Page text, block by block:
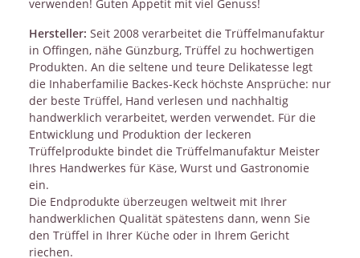
verwenden! Guten Appetit mit viel Genuss!
Hersteller: Seit 2008 verarbeitet die Trüffelmanufaktur
in Offingen, nähe Günzburg, Trüffel zu hochwertigen
Produkten. An die seltene und teure Delikatesse legt
die Inhaberfamilie Backes-Keck höchste Ansprüche: nur
der beste Trüffel, Hand verlesen und nachhaltig
handwerklich verarbeitet, werden verwendet. Für die
Entwicklung und Produktion der leckeren
Trüffelprodukte bindet die Trüffelmanufaktur Meister
Ihres Handwerkes für Käse, Wurst und Gastronomie
ein.
Die Endprodukte überzeugen weltweit mit Ihrer
handwerklichen Qualität spätestens dann, wenn Sie
den Trüffel in Ihrer Küche oder in Ihrem Gericht
riechen.